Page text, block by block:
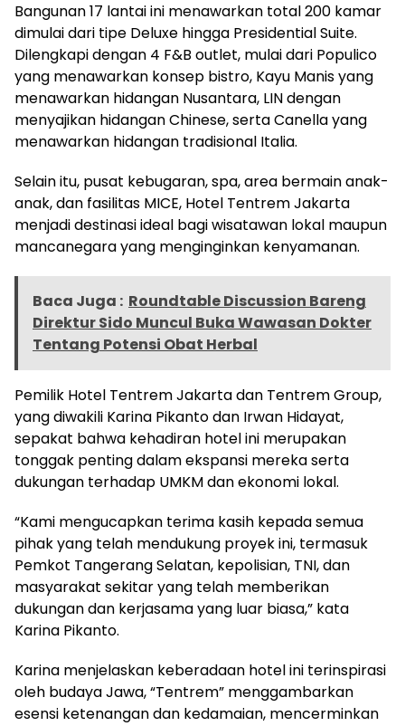
Bangunan 17 lantai ini menawarkan total 200 kamar
dimulai dari tipe Deluxe hingga Presidential Suite.
Dilengkapi dengan 4 F&B outlet, mulai dari Populico
yang menawarkan konsep bistro, Kayu Manis yang
menawarkan hidangan Nusantara, LIN dengan
menyajikan hidangan Chinese, serta Canella yang
menawarkan hidangan tradisional Italia.
Selain itu, pusat kebugaran, spa, area bermain anak-
anak, dan fasilitas MICE, Hotel Tentrem Jakarta
menjadi destinasi ideal bagi wisatawan lokal maupun
mancanegara yang menginginkan kenyamanan.
Baca Juga : Roundtable Discussion Bareng
Direktur Sido Muncul Buka Wawasan Dokter
Tentang Potensi Obat Herbal
Pemilik Hotel Tentrem Jakarta dan Tentrem Group,
yang diwakili Karina Pikanto dan Irwan Hidayat,
sepakat bahwa kehadiran hotel ini merupakan
tonggak penting dalam ekspansi mereka serta
dukungan terhadap UMKM dan ekonomi lokal.
“Kami mengucapkan terima kasih kepada semua
pihak yang telah mendukung proyek ini, termasuk
Pemkot Tangerang Selatan, kepolisian, TNI, dan
masyarakat sekitar yang telah memberikan
dukungan dan kerjasama yang luar biasa,” kata
Karina Pikanto.
Karina menjelaskan keberadaan hotel ini terinspirasi
oleh budaya Jawa, “Tentrem” menggambarkan
esensi ketenangan dan kedamaian, mencerminkan